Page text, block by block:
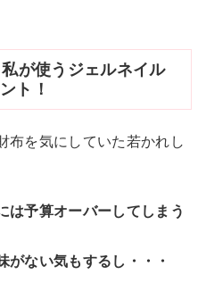
が使うジェルネイル
ト！
布を気にしていた若かれし
は予算オーバーしてしまう
がない気もするし・・・